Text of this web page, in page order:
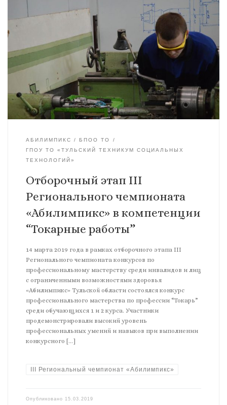
АБИЛИМПИКС
БПОО ТО
ГПОУ ТО «ТУЛЬСКИЙ ТЕХНИКУМ СОЦИАЛЬНЫХ
ТЕХНОЛОГИЙ»
Отборочный этап III
Регионального чемпионата
«Абилимпикс» в компетенции
“Токарные работы”
14 марта 2019 года в рамках отборочного этапа III
Регионального чемпионата конкурсов по
профессиональному мастерству среди инвалидов и лиц
с ограниченными возможностями здоровья
«Абилимпикс» Тульской области состоялся конкурс
профессионального мастерства по профессии “Токарь”
среди обучающихся 1 и 2 курса. Участники
продемонстрировали высокий уровень
профессиональных умений и навыков при выполнении
конкурсного […]
III Региональный чемпионат «Абилимпикс»
Опубликовано 15.03.2019